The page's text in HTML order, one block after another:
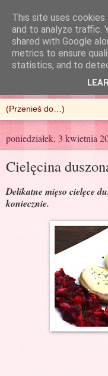
R'n'G
poniedziałek, 3 kwietnia
Cielęcina
Delikatne mięso cielęce
koniecznie.
This site uses
and to analyze traffic.
shared with Google
metrics to ensure
statistics, and to